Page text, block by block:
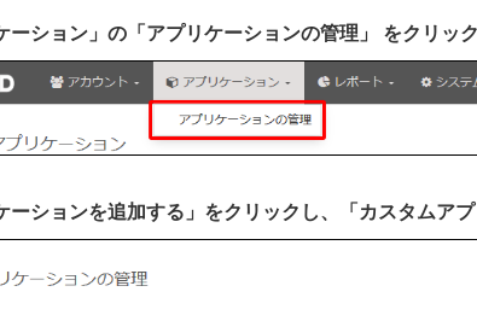
ーション」の「アプリケーションの管理」 をクリック
ーションを追加する」をクリックし、「カスタムア